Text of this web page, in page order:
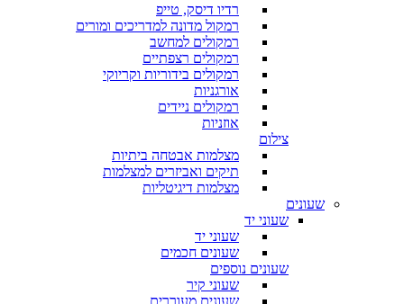
רדיו דיסק, טייפ
רמקול מדונה למדריכים ומורים
רמקולים למחשב
רמקולים רצפתיים
רמקולים בידוריות וקריוקי
אורגניות
רמקולים ניידים
אוזניות
צילום
מצלמות אבטחה ביתיות
תיקים ואביזרים למצלמות
מצלמות דיגיטליות
שעונים
שעוני יד
שעוני יד
שעונים חכמים
שעונים נוספים
שעוני קיר
שעונים מעוררים